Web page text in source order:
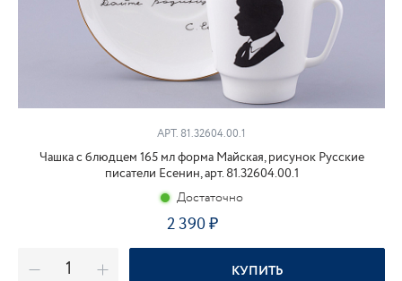
АРТ. 81.32604.00.1
Чашка с блюдцем 165 мл форма Майская, рисунок Русские
писатели Есенин, арт. 81.32604.00.1
Достаточно
2 390₽
КУПИТЬ